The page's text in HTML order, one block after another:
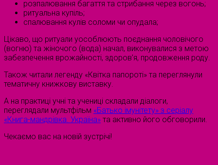
розпалювання багаття та стрибання через вогонь;
ритуальна купіль;
спалювання кулів соломи чи опудала;
Цікаво, що ритуали уособлюють поєднання чоловічого
(вогню) та жіночого (вода) начал, виконувалися з метою
забезпечення врожайності, здоров’я, продовження роду.
Також читали легенду «Квітка папороті» та переглянули
тематичну книжкову виставку.
А на практиці учні та учениці складали діалоги,
переглядали мультфільм «Батько імунітету» з серіалу
«Книга-мандрівка. Україна» та активно його обговорили.
Чекаємо вас на новій зустрічі!